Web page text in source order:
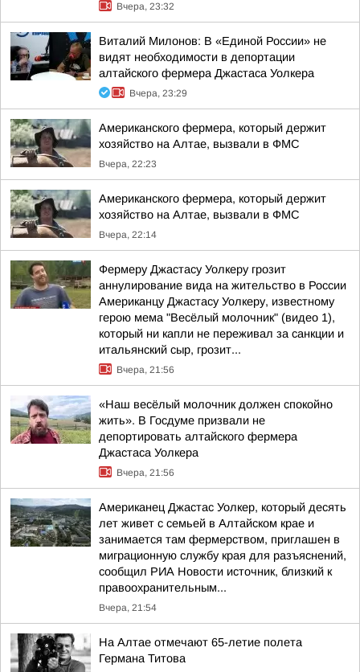
Вчера, 23:32
Виталий Милонов: В «Единой России» не
видят необходимости в депортации
алтайского фермера Джастаса Уолкера
Вчера, 23:29
Американского фермера, который держит
хозяйство на Алтае, вызвали в ФМС
Вчера, 22:23
Американского фермера, который держит
хозяйство на Алтае, вызвали в ФМС
Вчера, 22:14
Фермеру Джастасу Уолкеру грозит
аннулирование вида на жительство в России
Американцу Джастасу Уолкеру, известному
герою мема "Весёлый молочник" (видео 1),
который ни капли не переживал за санкции и
итальянский сыр, грозит...
Вчера, 21:56
«Наш весёлый молочник должен спокойно
жить». В Госдуме призвали не
депортировать алтайского фермера
Джастаса Уолкера
Вчера, 21:56
Американец Джастас Уолкер, который десять
лет живет с семьей в Алтайском крае и
занимается там фермерством, приглашен в
миграционную службу края для разъяснений,
сообщил РИА Новости источник, близкий к
правоохранительным...
Вчера, 21:54
На Алтае отмечают 65-летие полета
Германа Титова